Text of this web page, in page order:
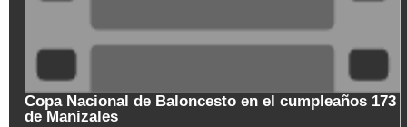
Copa Nacional de Baloncesto en el cumpleaños 173
de Manizales